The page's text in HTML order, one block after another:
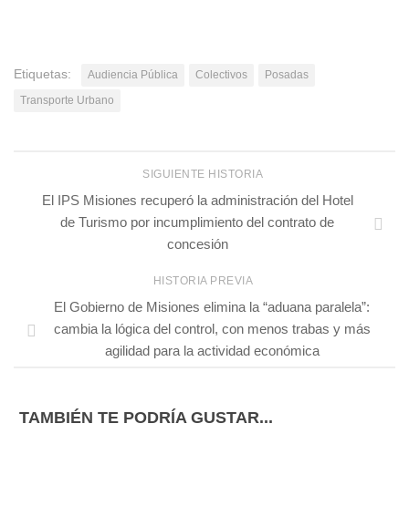
Etiquetas: Audiencia Pública Colectivos
Posadas
Transporte Urbano
SIGUIENTE HISTORIA
El IPS Misiones recuperó la administración del Hotel
de Turismo por incumplimiento del contrato de
concesión
HISTORIA PREVIA
El Gobierno de Misiones elimina la “aduana paralela”:
cambia la lógica del control, con menos trabas y más
agilidad para la actividad económica
TAMBIÉN TE PODRÍA GUSTAR...